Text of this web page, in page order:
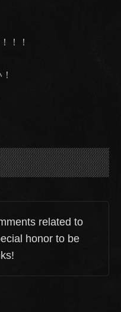
！！
related to
honor to be